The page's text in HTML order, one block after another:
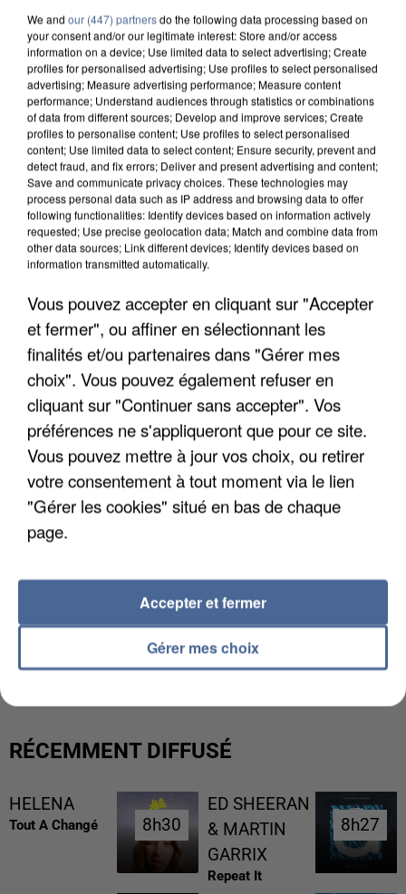
COULÉE DE BOUE EN HAUTE-SAVOIE
LES DONNÉES DE 300 000 CLIENTS DÉROBÉES À
INTERMARCHÉ APRÈS UNE...
RÉCEMMENT DIFFUSÉ
HELENA
Tout A Changé 8h30
8h30
ED SHEERAN
& MARTIN
GARRIX
Repeat It
8h27
8h27
We and our (447) partnersdo the following data processing based on
your consent and/or our legitimate interest: Store and/or access
information on a device; Use limited data to select advertising; Create
profiles for personalised advertising; Use profiles to select personalised
advertising; Measure advertising performance; Measure content
performance; Understand audiences through statistics or combinations
of data from different sources; Develop and improve services; Create
profiles to personalise content; Use profiles to select personalised
content; Use limited data to select content; Ensure security, prevent and
detect fraud, and fix errors; Deliver and present advertising and content;
Save and communicate privacy choices. These technologies may
process personal data such as IP address and browsing data to offer
following functionalities: Identify devices based on information actively
requested; Use precise geolocation data; Match and combine data from
other data sources; Link different devices; Identify devices based on
information transmitted automatically.
Vous pouvez accepter en cliquant sur "Accepter
et fermer", ou affiner en sélectionnant les
finalités et/ou partenaires dans "Gérer mes
choix". Vous pouvez également refuser en
cliquant sur "Continuer sans accepter". Vos
préférences ne s'appliqueront que pour ce site.
Vous pouvez mettre à jour vos choix, ou retirer
votre consentement à tout moment via le lien
"Gérer les cookies" situé en bas de chaque
page.
Gérer mes choix
Accepter et fermer